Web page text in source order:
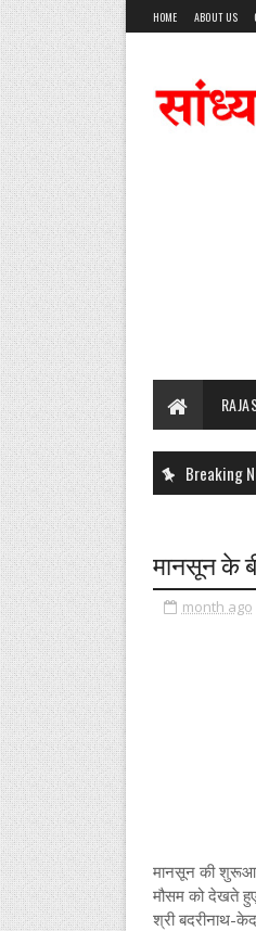
HOME ABOUT US
Breaking
मानसून के
month ago
मानसून की शुरूआत
मौसम को देखते
श्री बदरीनाथ-